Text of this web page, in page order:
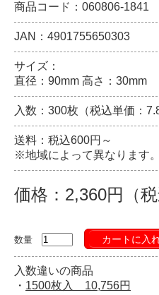
商品コード：060806-1841
JAN：4901755650303
サイズ：
直径：90mm 高さ：30mm
入数：300枚（税込単価：
送料：税込600円～
※地域によって異なります
価格：2,360円（税
数量 カートに入
入数違いの商品
・ 1500枚入 10,756円